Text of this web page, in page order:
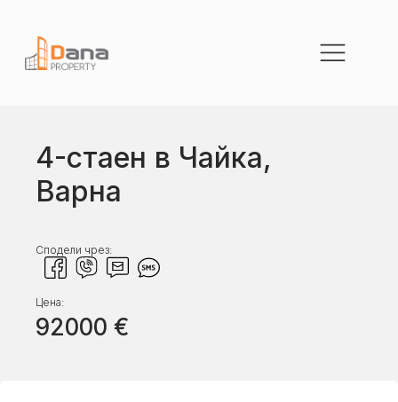
4-стаен в Чайка,
Варна
Сподели чрез:
Цена:
92000 €